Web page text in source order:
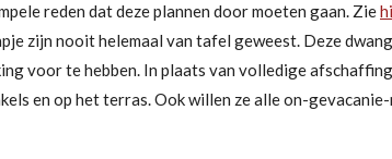
reden dat deze plannen door moeten gaan. Zie
zijn nooit helemaal van tafel geweest. Deze
voor te hebben. In plaats van volledige
en op het terras. Ookwillen zealle on-